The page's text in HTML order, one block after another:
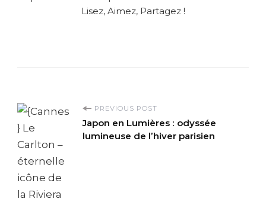
Lisez, Aimez, Partagez !
P
o
s
t
PREVIOUS POST
Japon en Lumières : odyssée
lumineuse de l’hiver parisien